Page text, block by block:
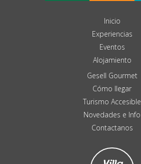
Inicio
Experiencias
Eventos
Alojamiento
Gesell Gourmet
Cómo llegar
Turismo Accesible
Novedades e Info
Contactanos